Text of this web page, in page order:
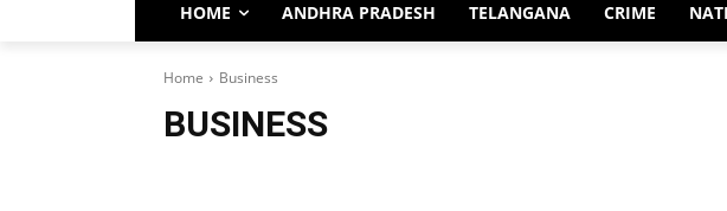
HOME ANDHRA PRADESH TELANGANA CRIME
Home Business
BUSINESS